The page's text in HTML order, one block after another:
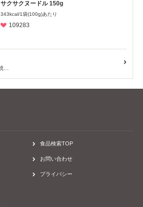
めん・即席麺・即席カップ麺
食品検索TOP